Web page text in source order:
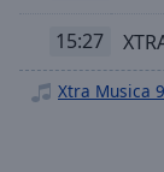
Descriptions
15:27
Xtra Musica